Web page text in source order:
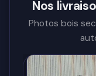
Nos
Photos bois